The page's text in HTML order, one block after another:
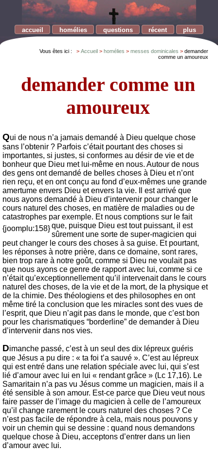
accueil homélies questions récent plus
Vous êtes ici : Accueil homélies messes dominicales
demander
comme un amoureux
demander comme un
amoureux
Qui de nous n’a jamais demandé à Dieu quelque chose
sans l’obtenir ? Parfois c’était pourtant des choses si
importantes, si justes, si conformes au désir de vie et de
bonheur que Dieu met lui-même en nous. Autour de nous
des gens ont demandé de belles choses à Dieu et n’ont
rien reçu, et en ont conçu au fond d’eux-mêmes une grande
amertume envers Dieu et envers la vie. Il est arrivé que
nous ayons demandé à Dieu d’intervenir pour changer le
cours naturel des choses, en matière de maladies ou de
catastrophes par exemple. Et nous comptions sur le fait
que,
{joomplu:158}
puisque Dieu est tout puissant, il est
sûrement une sorte de super-magicien qui
peut changer le cours des choses à sa guise. Et pourtant,
les réponses à notre prière, dans ce domaine, sont rares,
bien trop rare à notre goût, comme si Dieu ne voulait pas
que nous ayons ce genre de rapport avec lui, comme si ce
n’était qu’exceptionnellement qu’il intervenait dans le cours
naturel des choses, de la vie et de la mort, de la physique et
de la chimie. Des théologiens et des philosophes en ont
même tiré la conclusion que les miracles sont des vues de
l’esprit, que Dieu n’agit pas dans le monde, que c’est bon
pour les charismatiques “borderline” de demander à Dieu
d’intervenir dans nos vies.
Dimanche passé, c’est à un seul des dix lépreux guéris
que Jésus a pu dire : « ta foi t’a sauvé ». C’est au lépreux
qui est entré dans une relation spéciale avec lui, qui s’est
lié d’amour avec lui en lui « rendant grâce » (Lc 17,16). Le
Samaritain n’a pas vu Jésus comme un magicien, mais il a
été sensible à son amour. Est-ce parce que Dieu veut nous
faire passer de l’image du magicien à celle de l’amoureux
qu’il change rarement le cours naturel des choses ? Ce
n’est pas facile de répondre à cela, mais nous pouvons y
voir un chemin qui se dessine : quand nous demandons
quelque chose à Dieu, acceptons d’entrer dans un lien
d’amour avec lui.